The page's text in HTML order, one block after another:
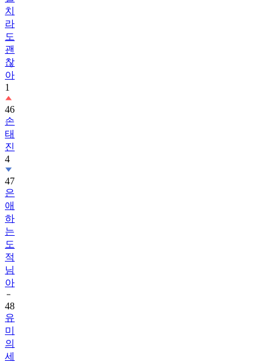
치
라
도
괜
찮
아
1
46
손
태
진
4
47
은
애
하
는
도
적
님
아
48
유
미
의
세